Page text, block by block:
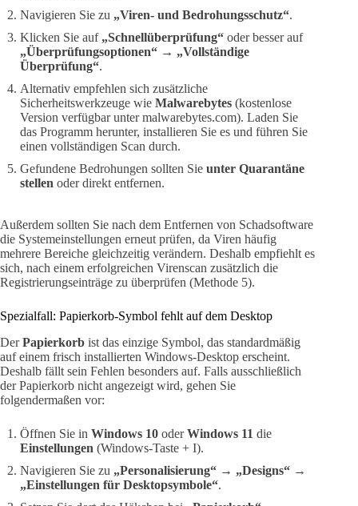
Navigieren Sie zu „Viren- und Bedrohungsschutz“.
Klicken Sie auf „Schnellüberprüfung“ oder besser auf
„Überprüfungsoptionen“ → „Vollständige
Überprüfung“.
Alternativ empfehlen sich zusätzliche
Sicherheitswerkzeuge wie Malwarebytes (kostenlose
Version verfügbar unter malwarebytes.com). Laden Sie
das Programm herunter, installieren Sie es und führen Sie
einen vollständigen Scan durch.
Gefundene Bedrohungen sollten Sie unter Quarantäne
stellen oder direkt entfernen.
Außerdem sollten Sie nach dem Entfernen von Schadsoftware
die Systemeinstellungen erneut prüfen, da Viren häufig
mehrere Bereiche gleichzeitig verändern. Deshalb empfiehlt es
sich, nach einem erfolgreichen Virenscan zusätzlich die
Registrierungseinträge zu überprüfen (Methode 5).
Spezialfall: Papierkorb-Symbol fehlt auf dem Desktop
DerPapierkorb ist das einzige Symbol, das standardmäßig
auf einem frisch installierten Windows-Desktop erscheint.
Deshalb fällt sein Fehlen besonders auf. Falls ausschließlich
der Papierkorb nicht angezeigt wird, gehen Sie
folgendermaßen vor:
Öffnen Sie in Windows 10 oderWindows 11 die
Einstellungen (Windows-Taste + I).
Navigieren Sie zu „Personalisierung“ → „Designs“ →
„Einstellungen für Desktopsymbole“.